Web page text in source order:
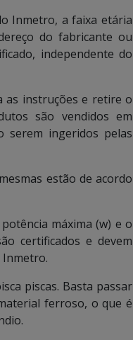
Inmetro, a faixa etária
do fabricante ou
independente do
as instruções e retire o
são vendidos em
serem ingeridos pelas
estão de acordo
máxima (w) e o
certificados e devem
piscas. Basta passar
ferroso, o que é